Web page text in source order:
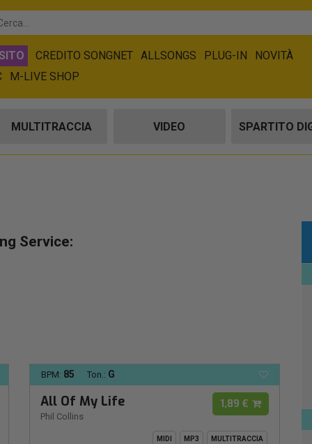
CREDITO SONGNET ALLSONGS PLUG-IN
NOVITÀ
M-LIVE SHOP
MULTITRACCIA VIDEO SPARTITO
Service:
BPM: 85 Ton.: G
All Of My Life
Phil Collins
1,89 €
MIDI MP3 MULTITRACCIA